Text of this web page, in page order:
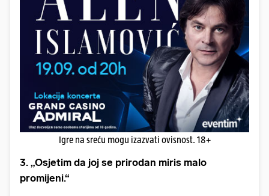
Igre na sreću mogu izazvati ovisnost. 18+
3. „Osjetim da joj se prirodan miris malo
promijeni.“